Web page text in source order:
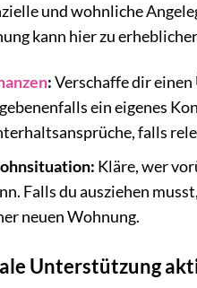
und wohnliche
kann hier zu
:Verschaffe dir
ein eigenes
falls
Kläre, wer
Falls du ausziehen
neuen Wohnung.
Unterstützung